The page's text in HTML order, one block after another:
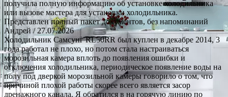
получила полную информацию об установке холодильника
или вызове мастера для установки холодильника.
Представлен полный пакет документов, без напоминаний
Андрей / 27.07.2026
Холодильник Самсунг RL50RR был куплен в декабре 2014, 3
года работал не плохо, но потом стала настраиваться
морозильная камера вплоть до появления ошибки и
отключения холодильника, периодическое появление воды на
полу под дверкой морозильной камеры говорило о том, что
причиной плохой работы скорее всего является засор
дренажного канала. Я обратился в на горячую линию по